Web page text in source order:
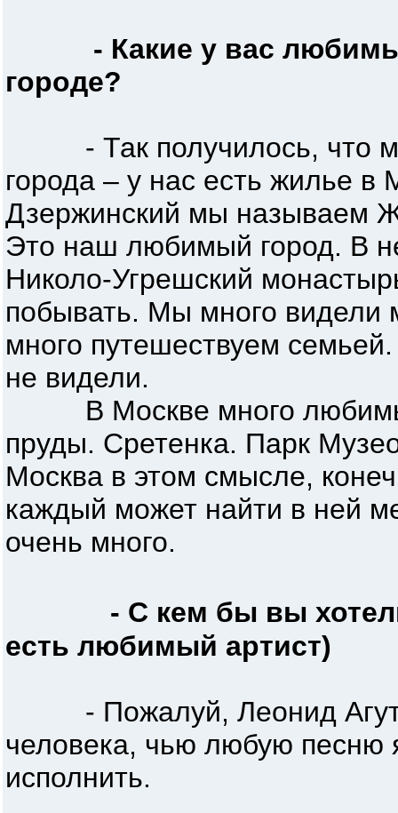
- Какие у вас
городе?
- Так получилось, что
города – у нас есть жилье
Дзержинский мы называем
Это наш любимый город. В
Николо-Угрешский
побывать. Мы много видели
много путешествуем
не видели.
В Москве много
пруды. Сретенка. Парк
Москва в этом смысле,
каждый может найти в ней
очень много.
- С кем бы вы
есть любимый артист)
- Пожалуй, Леонид
человека, чью любую песню
исполнить.